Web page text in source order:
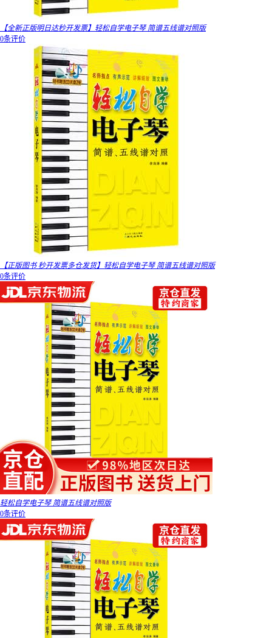
【全新正版明日达秒开发票】轻松自学电子琴 简谱五线谱对照版
0条评价
【正版图书 秒开发票多仓发货】轻松自学电子琴 简谱五线谱对照版
0条评价
轻松自学电子琴 简谱五线谱对照版
0条评价